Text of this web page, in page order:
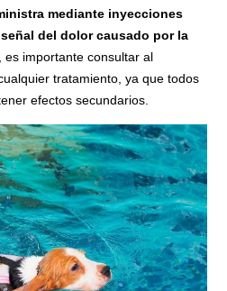
mediante inyecciones
del dolor causado por la
es importante consultar al
tratamiento, ya que todos
efectos secundarios.